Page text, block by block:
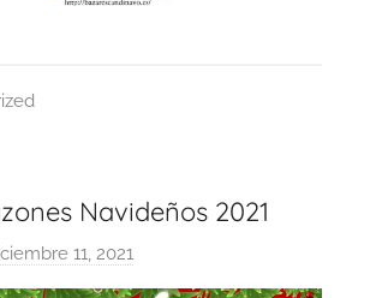
Navideños 2021
11, 2021
o